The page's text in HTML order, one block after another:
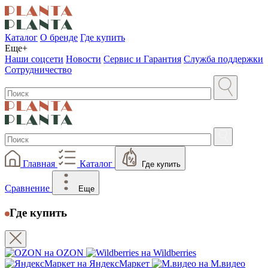
Каталог О бренде Где купить
Еще+
Наши соцсети Новости Сервис и Гарантия Служба поддержки
Сотрудничество
Главная Каталог Где купить
Сравнение Еще
Где купить
на OZON
на Wildberries
на ЯндексМаркет
на М.видео